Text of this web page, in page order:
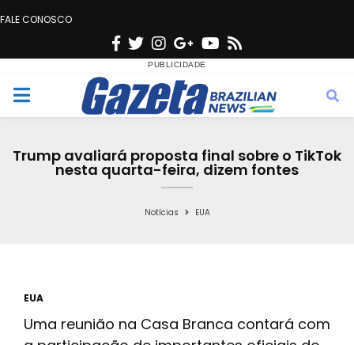
FALE CONOSCO
F
c
e
o
T
w
i
t
e
n
s
t
g
r
a
G
o
o
g
e
Y
u
t
b
s
M
Trump avaliará proposta final sobre o TikTok
nesta quarta-feira, dizem fontes
Notícias EUA
EUA
Uma reunião na Casa Branca contará com